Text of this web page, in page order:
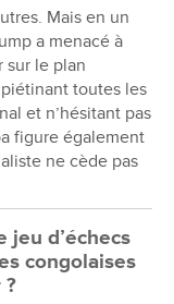
Mais en un
a menacé à
sur le plan
toutes les
et n’hésitant pas
figure également
ne cède pas
jeu d’échecs
congolaises
?